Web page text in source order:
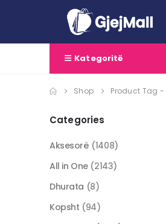
Kategoritë
Shop Product Tag -
Categories
Aksesorë (1408)
All in One (2143)
Dhurata (8)
Kopsht (94)